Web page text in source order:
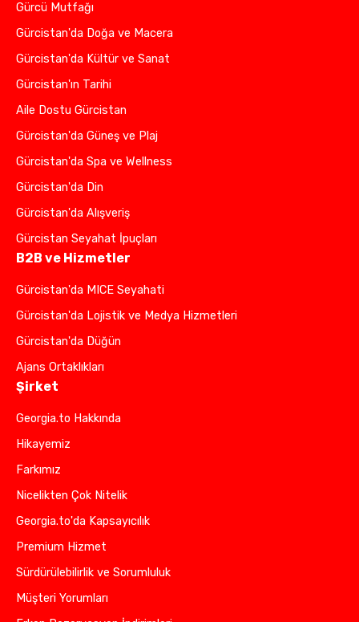
Gürcü Mutfağı
Gürcistan'da Doğa ve Macera
Gürcistan'da Kültür ve Sanat
Gürcistan'ın Tarihi
Aile Dostu Gürcistan
Gürcistan'da Güneş ve Plaj
Gürcistan'da Spa ve Wellness
Gürcistan'da Din
Gürcistan'da Alışveriş
Gürcistan Seyahat İpuçları
B2B ve Hizmetler
Gürcistan'da MICE Seyahati
Gürcistan'da Lojistik ve Medya Hizmetleri
Gürcistan'da Düğün
Ajans Ortaklıkları
Şirket
Georgia.to Hakkında
Hikayemiz
Farkımız
Nicelikten Çok Nitelik
Georgia.to'da Kapsayıcılık
Premium Hizmet
Sürdürülebilirlik ve Sorumluluk
Müşteri Yorumları